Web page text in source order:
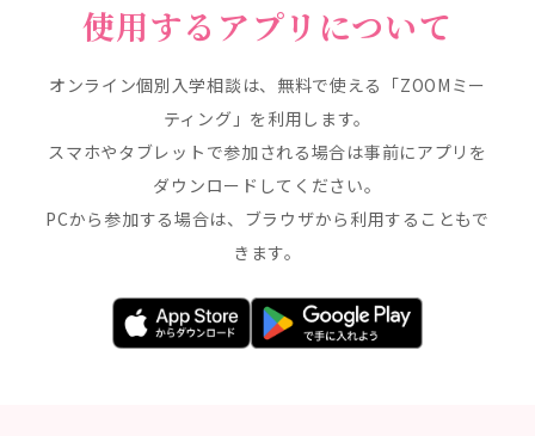
使用するアプリについて
オンライン個別入学相談は、無料で使える「ZOOMミー
ティング」を利用します。
スマホやタブレットで参加される場合は事前にアプリを
ダウンロードしてください。
PCから参加する場合は、 ブラウザから 利用することもで
きます。